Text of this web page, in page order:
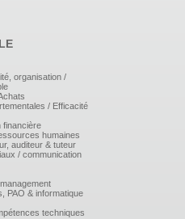
des proches.
personne et de ses
les textes et
mars 2002).
pour la famille en
organisation /
/ Efficacité
financière
humaines
auditeur & tuteur
/ communication
PAO & informatique
techniques